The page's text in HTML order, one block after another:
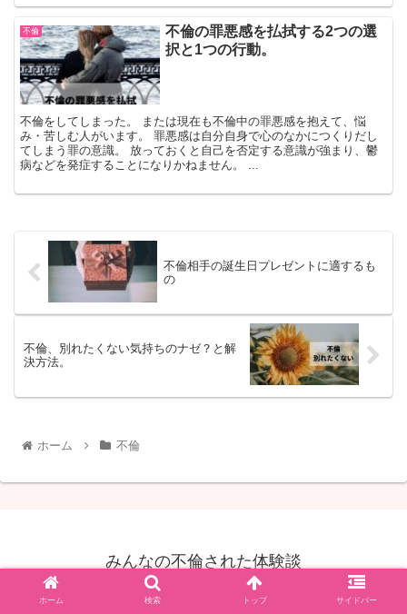
不倫
不倫の罪悪感を払拭する2つの選
択と1つの行動。
不倫をしてしまった。 または現在も不倫中の罪悪感を抱えて、悩
み・苦しむ人がいます。 罪悪感は自分自身で心のなかにつくりだし
てしまう罪の意識。 放っておくと自己を否定する意識が強まり、鬱
病などを発症することになりかねません。 ...
不倫相手の誕生日プレゼントに適するも
の
不倫、別れたくない気持ちのナゼ？と解
決方法。
ホーム 不倫
みんなの不倫された体験談
© 2019 みんなの不倫された体験談.
ホーム 検索 トップ サイドバー